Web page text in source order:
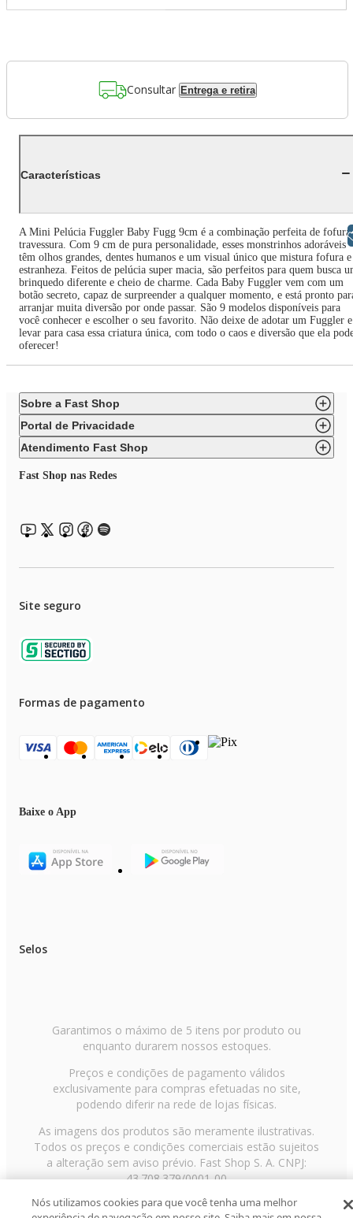
Consultar Entrega e retira
Características
A Mini Pelúcia Fuggler Baby Fugg 9cm é a combinação perfeita de fofura
travessura. Com 9 cm de pura personalidade, esses monstrinhos adoráveis
têm olhos grandes, dentes humanos e um visual único que mistura fofura e
estranheza. Feitos de pelúcia super macia, são perfeitos para quem busca
brinquedo diferente e cheio de charme. Cada Baby Fuggler vem com um
botão secreto, capaz de surpreender a qualquer momento, e está pronto
arranjar muita diversão por onde passar. São 9 modelos disponíveis para
você conhecer e escolher o seu favorito. Não deixe de adotar um Fuggler e
levar para casa essa criatura única, com todo o caos e diversão que ela
oferecer!
Sobre a Fast Shop
Portal de Privacidade
Atendimento Fast Shop
Fast Shop nas Redes
Site seguro
Formas de pagamento
Baixe o App
Selos
Garantimos o máximo de 5 itens por produto ou
enquanto durarem nossos estoques.
Preços e condições de pagamento válidos
exclusivamente para compras efetuadas no site,
podendo diferir na rede de lojas físicas.
As imagens dos produtos são meramente ilustrativas.
Todos os preços e condições comerciais estão sujeitos
a alteração sem aviso prévio. Fast Shop S. A. CNPJ:
43.708.379/0001-00
Avenida Zaki Narchi, nº 1650, sobreloja, Carandiru, São
Nós utilizamos cookies para que você tenha uma melhor
Libras